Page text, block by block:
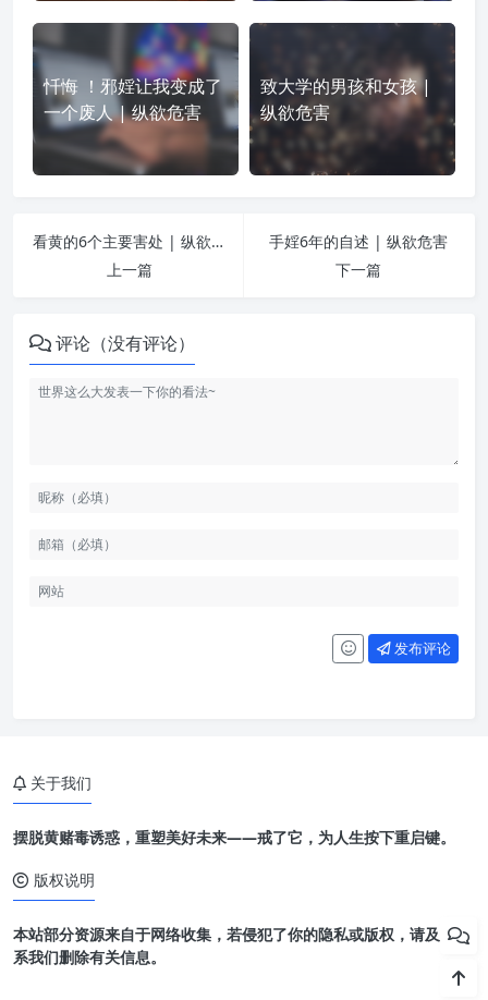
忏悔 ！邪婬让我变成了
一个废人 | 纵欲危害
致大学的男孩和女孩 |
纵欲危害
看黄的6个主要害处 | 纵欲危害
上一篇
手婬6年的自述 | 纵欲危害
下一篇
评论（没有评论）
发布评论
关于我们
摆脱黄赌毒诱惑，重塑美好未来——戒了它，为人生按下重启键。
版权说明
本站部分资源来自于网络收集，若侵犯了你的隐私或版权，请及时联
系我们删除有关信息。